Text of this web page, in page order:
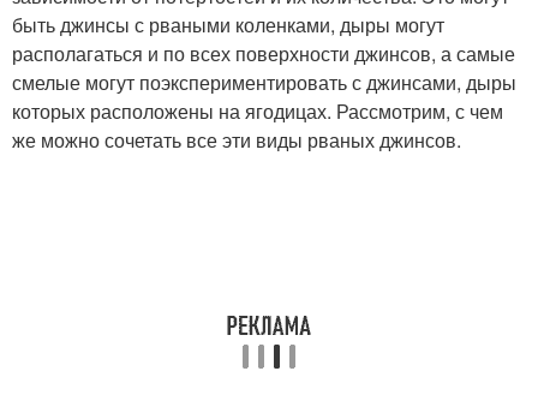
Образа для женщин Зимний гардероб
быть джинсы с рваными коленками, дыры могут
располагаться и по всех поверхности джинсов, а самые
смелые могут поэкспериментировать с джинсами, дыры
которых расположены на ягодицах. Рассмотрим, с чем
же можно сочетать все эти виды рваных джинсов.